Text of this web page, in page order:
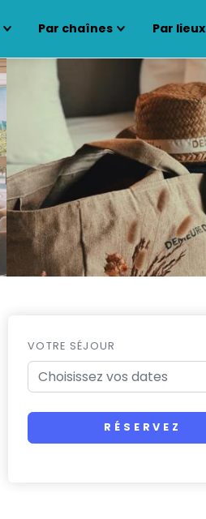
Par chaînes Par lieux
VOTRE SÉJOUR
RÉSERVEZ